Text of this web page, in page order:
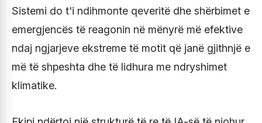
Sistemi do t'i ndihmonte qeveritë dhe shërbimet e
emergjencës të reagonin në mënyrë më efektive
ndaj ngjarjeve ekstreme të motit që janë gjithnjë e
më të shpeshta dhe të lidhura me ndryshimet
klimatike.